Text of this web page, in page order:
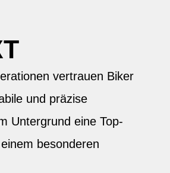
vertrauen Biker
und präzise
Untergrund eine Top-
besonderen